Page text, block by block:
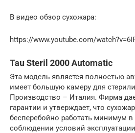
В видео обзор сухожара:
https://www.youtube.com/
Tau Steril 2000 Automatic
Эта модель является полностью
имеет большую камеру для
Производство – Италия. Фирма
гарантии и утверждает, что
бесперебойно работать минимум в
соблюдении условий